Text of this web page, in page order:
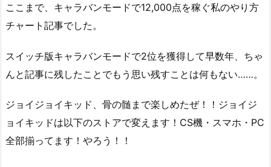
ここまで、キャラバンモードで12,000点を稼ぐ私のやり方
チャート記事でした。
スイッチ版キャラバンモードで2位を獲得して早数年、ちゃ
んと記事に残したことでもう思い残すことは何もない……。
ジョイジョイキッド、骨の髄まで楽しめたぜ！！ジョイジ
ョイキッドは以下のストアで変えます！CS機・スマホ・PC
全部揃ってます！やろう！！